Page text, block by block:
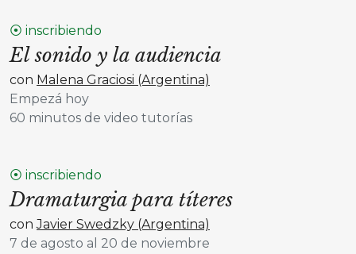
⦿ inscribiendo
El sonido y la audiencia
con Malena Graciosi (Argentina)
Empezá hoy
60 minutos de video tutorías
⦿ inscribiendo
Dramaturgia para títeres
conJavier Swedzky (Argentina)
7 de agosto al 20 de noviembre